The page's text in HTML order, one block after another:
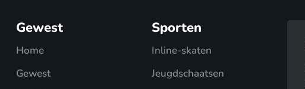
Gewest
Home
Gewest
Sporten
Inline-skaten
Jeugdschaatsen